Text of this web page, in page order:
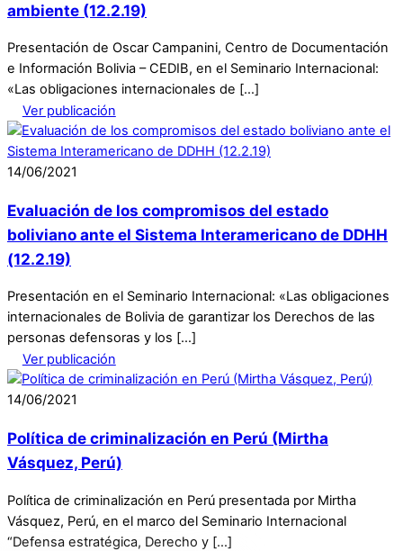
ambiente (12.2.19)
Presentación de Oscar Campanini, Centro de Documentación
e Información Bolivia – CEDIB, en el Seminario Internacional:
«Las obligaciones internacionales de […]
Ver publicación
14/06/2021
Evaluación de los compromisos del estado
boliviano ante el Sistema Interamericano de DDHH
(12.2.19)
Presentación en el Seminario Internacional: «Las obligaciones
internacionales de Bolivia de garantizar los Derechos de las
personas defensoras y los […]
Ver publicación
14/06/2021
Política de criminalización en Perú (Mirtha
Vásquez, Perú)
Política de criminalización en Perú presentada por Mirtha
Vásquez, Perú, en el marco del Seminario Internacional
“Defensa estratégica, Derecho y […]